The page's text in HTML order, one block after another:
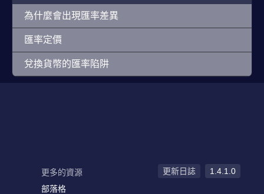
為什麼會出現匯率差異
匯率定價
兌換貨幣的匯率陷阱
更多的資源
部落格
更新日誌 1.4.1.0